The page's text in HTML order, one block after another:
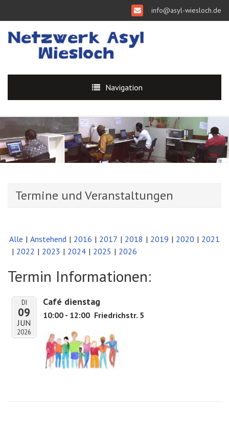
info@asyl-wiesloch.de
Navigation
Termine und Veranstaltungen
Alle Anstehend 2016 2017 2018 2019 2020
2021
2022
2023 2024 2025 2026
Termin Informationen:
DI
09
JUN
2026
Café dienstag
10:00 - 12:00 Friedrichstr. 5